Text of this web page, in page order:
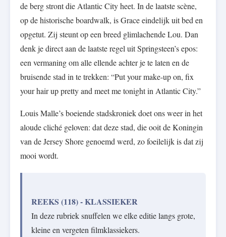
de berg stront die Atlantic City heet. In de laatste scène,
op de historische boardwalk, is Grace eindelijk uit bed en
opgetut. Zij steunt op een breed glimlachende Lou. Dan
denk je direct aan de laatste regel uit Springsteen’s epos:
een vermaning om alle ellende achter je te laten en de
bruisende stad in te trekken: “Put your make-up on, fix
your hair up pretty and meet me tonight in Atlantic City.”
Louis Malle’s boeiende stadskroniek doet ons weer in het
aloude cliché geloven: dat deze stad, die ooit de Koningin
van de Jersey Shore genoemd werd, zo foeilelijk is dat zij
mooi wordt.
REEKS (118) - KLASSIEKER
In deze rubriek snuffelen we elke editie langs grote,
kleine en vergeten filmklassiekers.